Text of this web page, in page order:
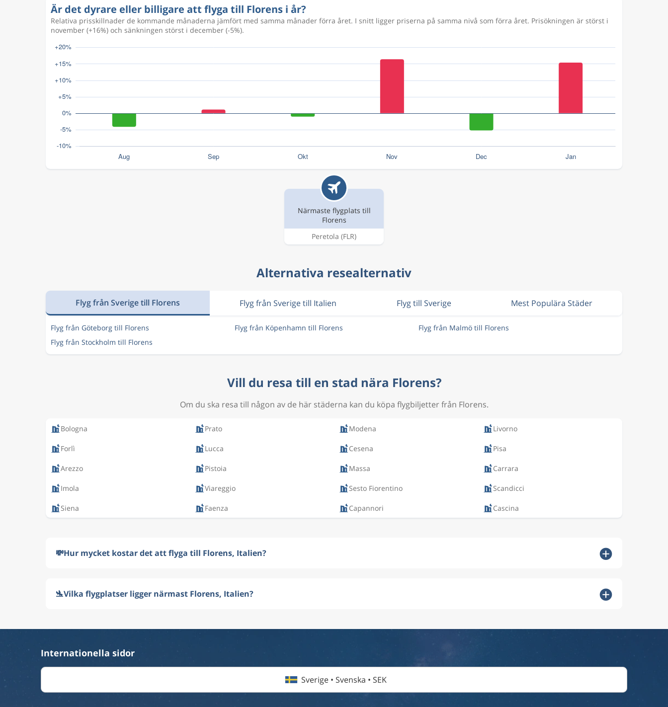
Är det dyrare eller billigare att flyga till Florens i år?
Relativa prisskillnader de kommande månaderna jämfört med samma månader förra året. I snitt ligger priserna på samma nivå som förra året. Prisökningen är störst i
november (+16%) och sänkningen störst i december (-5%).
Närmaste flygplats till
Florens
Peretola (FLR)
Alternativa resealternativ
Flyg från Sverige till Florens Flyg från Sverige till Italien Flyg till Sverige Mest Populära Städer
Flyg från Göteborg till Florens Flyg från Köpenhamn till Florens
Flyg från Malmö till Florens
Flyg från Stockholm till Florens
Vill du resa till en stad nära Florens?
Om du ska resa till någon av de här städerna kan du köpa flygbiljetter från Florens.
Bologna Prato Modena Livorno
Forlì Lucca Cesena Pisa
Arezzo Pistoia Massa Carrara
Imola Viareggio Sesto Fiorentino Scandicci
Siena Faenza Capannori Cascina
💸Hur mycket kostar det att flyga till Florens, Italien?
🛬Vilka flygplatser ligger närmast Florens, Italien?
Internationella sidor
Sverige • Svenska • SEK